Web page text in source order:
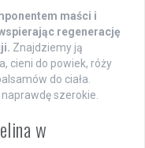
maści i
regenerację
Znajdziemy ją
cieni do powiek, róży
do ciała.
szerokie.
w